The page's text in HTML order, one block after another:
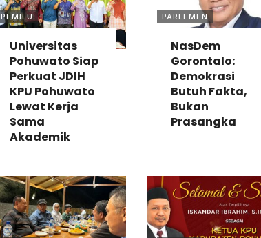
PEMILU
Universitas
Pohuwato Siap
Perkuat JDIH
KPU Pohuwato
Lewat Kerja
Sama
Akademik
PARLEMEN
NasDem
Gorontalo:
Demokrasi
Butuh Fakta,
Bukan
Prasangka